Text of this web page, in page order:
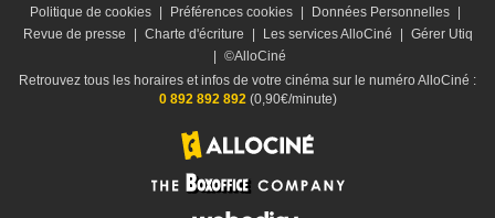
Politique de cookies
Préférences cookies Données Personnelles
Revue de presse
Charte d'écriture Les services AlloCiné
Gérer Utiq
©AlloCiné
Retrouvez tous les horaires et infos de votre cinéma sur le numéro AlloCiné :
0 892 892 892(0,90€/minute)